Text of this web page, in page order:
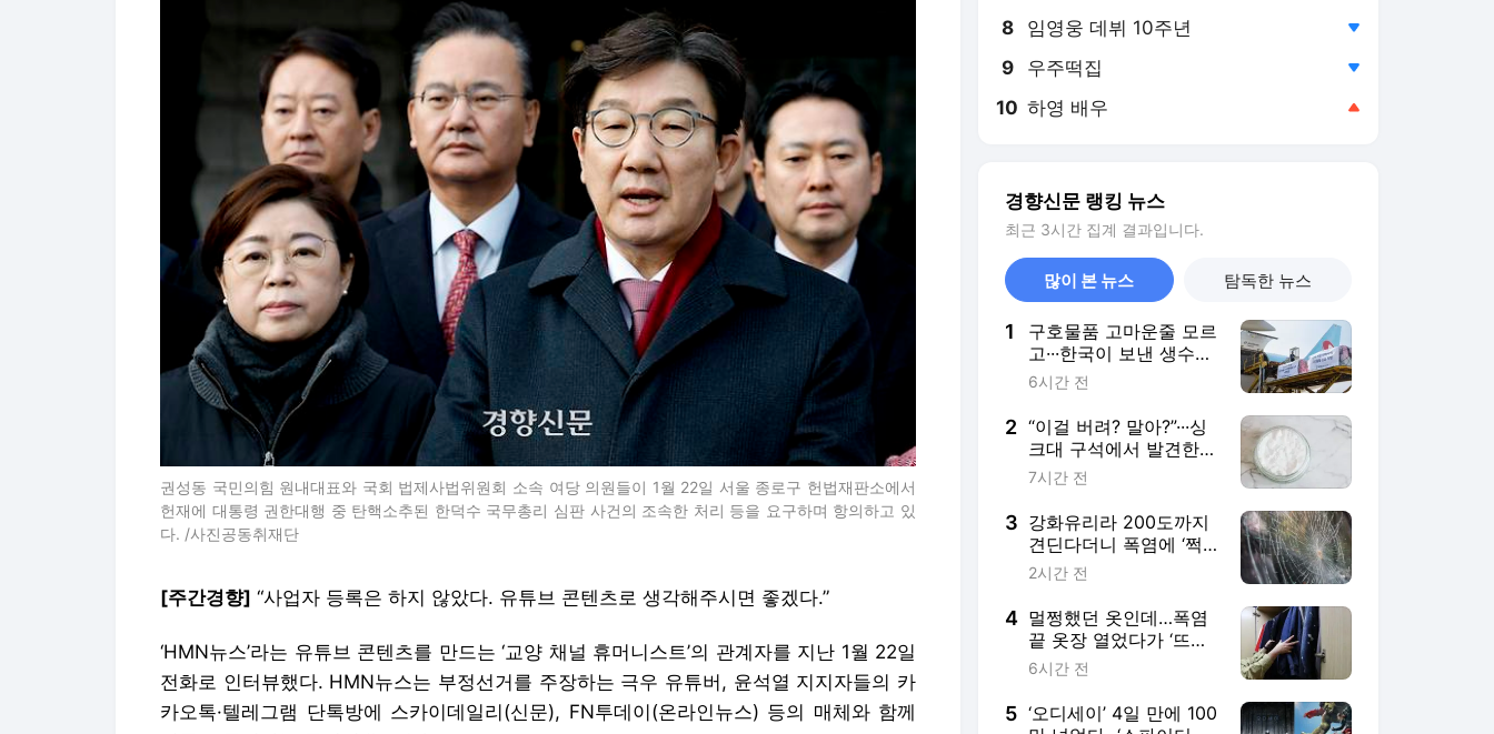
권성동 국민의힘 원내대표와 국회 법제사법위원회 소속 여당 의원들이 1월 22일 서울 종로구 헌법재판소에서
헌재에 대통령 권한대행 중 탄핵소추된 한덕수 국무총리 심판 사건의 조속한 처리 등을 요구하며 항의하고 있
다. /사진공동취재단
[주간경향] “사업자 등록은 하지 않았다. 유튜브 콘텐츠로 생각해주시면 좋겠다.”
‘HMN뉴스’라는 유튜브 콘텐츠를 만드는 ‘교양 채널 휴머니스트’의 관계자를 지난 1월 22일
전화로 인터뷰했다. HMN뉴스는 부정선거를 주장하는 극우 유튜버, 윤석열 지지자들의 카
카오톡·텔레그램 단톡방에 스카이데일리(신문), FN투데이(온라인뉴스) 등의 매체와 함께
8 임영웅 데뷔 10주년
9 우주떡집
10 하영 배우
경향신문 랭킹 뉴스
최근 3시간 집계 결과입니다.
많이 본 뉴스 탐독한 뉴스
1
구호물품 고마운줄 모르
고···한국이 보낸 생수에
“변기 내리는 물” 일본의
됐나 [이윤정 기자의 소
소월드]
6시간 전
2 “이걸 버려? 말아?”···싱
크대 구석에서 발견한 3
년 묵은 베이킹소다·과
7시간 전
3 강화유리라 200도까지
견딘다더니 폭염에 ‘쩍’···
산산조각 주의보
2시간 전
4 멀쩡했던 옷인데…폭염
끝 옷장 열었다가 ‘뜨악’
곰팡이 가 왜 거기서 나
6시간 전
5 ‘오디세이’ 4일 만에 100